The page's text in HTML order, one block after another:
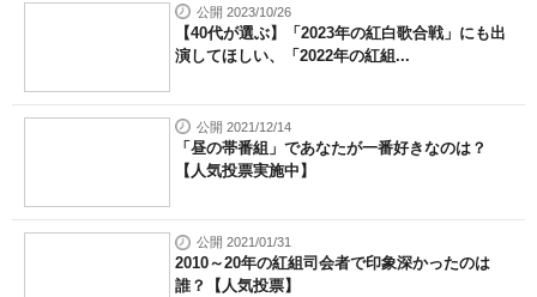
公開 2023/10/26
【40代が選ぶ】「2023年の紅白歌合戦」にも出
演してほしい、「2022年の紅組...
公開 2021/12/14
「昼の帯番組」であなたが一番好きなのは？
【人気投票実施中】
公開 2021/01/31
2010～20年の紅組司会者で印象深かったのは
誰？【人気投票】